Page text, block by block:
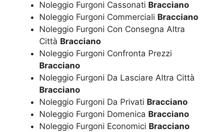
Noleggio Furgoni Cassonati Bracciano
Noleggio Furgoni Commerciali Bracciano
Noleggio Furgoni Con Consegna Altra
Città Bracciano
Noleggio Furgoni Confronta Prezzi
Bracciano
Noleggio Furgoni Da Lasciare Altra Città
Bracciano
Noleggio Furgoni Da Privati Bracciano
Noleggio Furgoni Domenica Bracciano
Noleggio Furgoni Economici Bracciano